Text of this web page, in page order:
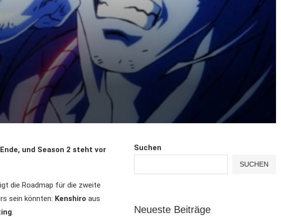
und Season 2 steht vor
die Roadmap für die zweite
sein könnten: Kenshiro aus
.
Suchen
SUCHEN
Neueste Beiträge